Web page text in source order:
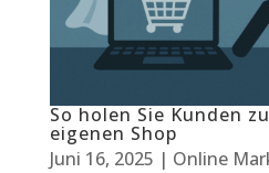
So holen Sie Kunden
eigenen Shop
Juni 16, 2025 | Online